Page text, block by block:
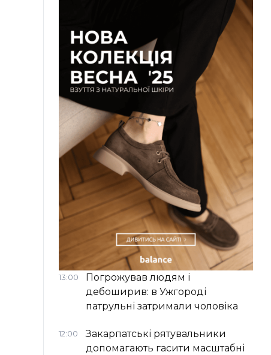
13:00
Погрожував людям і
дебоширив: в Ужгороді
патрульні затримали чоловіка
12:00
Закарпатські рятувальники
допомагають гасити масштабні